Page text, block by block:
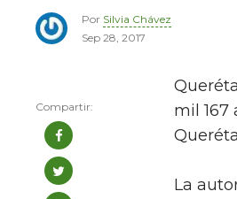
Por Silvia Chávez
Sep 28, 2017
mil 167
La